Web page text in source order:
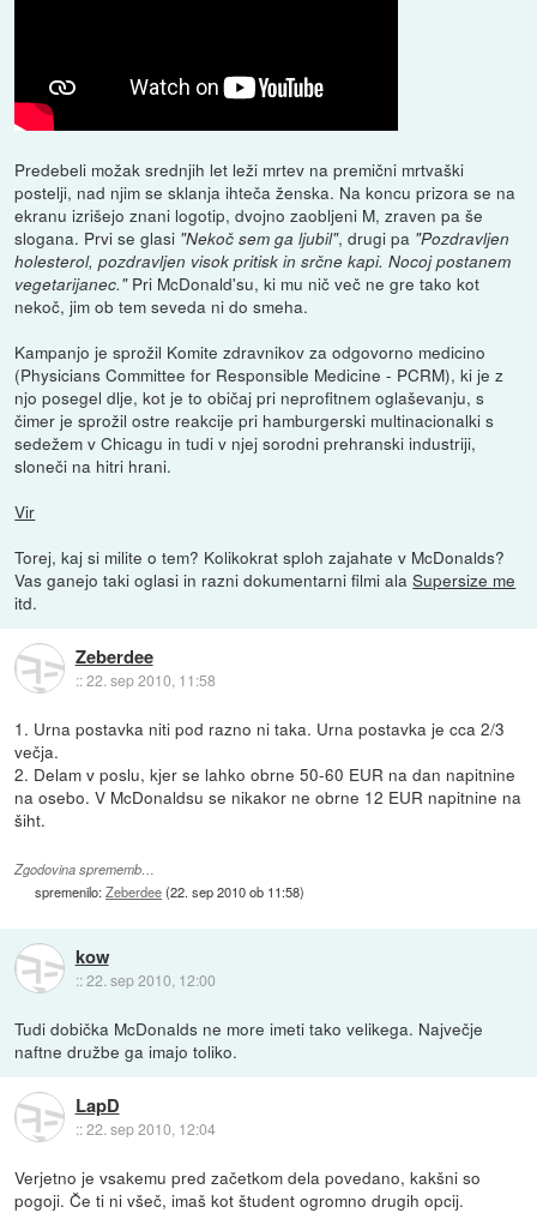
Predebeli možak srednjih let leži mrtev na premični mrtvaški
postelji, nad njim se sklanja ihteča ženska. Na koncu prizora se na
ekranu izrišejo znani logotip, dvojno zaobljeni M, zraven pa še
slogana. Prvi se glasi "Nekoč sem ga ljubil", drugi pa "Pozdravljen
holesterol, pozdravljen visok pritisk in srčne kapi. Nocoj postanem
vegetarijanec."Pri McDonald'su, ki mu nič več ne gre tako kot
nekoč, jim ob tem seveda ni do smeha.
Kampanjo je sprožil Komite zdravnikov za odgovorno medicino
(Physicians Committee for Responsible Medicine - PCRM), ki je z
njo posegel dlje, kot je to običaj pri neprofitnem oglaševanju, s
čimer je sprožil ostre reakcije pri hamburgerski multinacionalki s
sedežem v Chicagu in tudi v njej sorodni prehranski industriji,
sloneči na hitri hrani.
Vir
Torej, kaj si milite o tem? Kolikokrat sploh zajahate v McDonalds?
Vas ganejo taki oglasi in razni dokumentarni filmi alaSupersize me
itd.
Zeberdee
::22. sep 2010, 11:58
1. Urna postavka niti pod razno ni taka. Urna postavka je cca 2/3
večja.
2. Delam v poslu, kjer se lahko obrne 50-60 EUR na dan napitnine
na osebo. V McDonaldsu se nikakor ne obrne 12 EUR napitnine na
šiht.
Zgodovina sprememb…
spremenilo:Zeberdee(22. sep 2010 ob 11:58)
kow
::22. sep 2010, 12:00
Tudi dobička McDonalds ne more imeti tako velikega. Največje
naftne družbe ga imajo toliko.
LapD
::22. sep 2010, 12:04
Verjetno je vsakemu pred začetkom dela povedano, kakšni so
pogoji. Če ti ni všeč, imaš kot študent ogromno drugih opcij.